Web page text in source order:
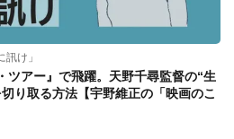
け」
ツアー』で飛躍。天野千尋監督の“生
り取る方法【宇野維正の「映画のこ